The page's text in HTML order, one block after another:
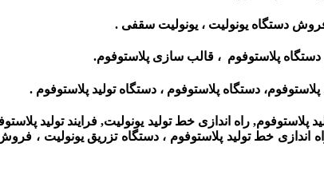
دستگاه یونولیت ، یونولیت سقفی .
پلاستوفوم ، قالب سازی پلاستوفوم.
دستگاه پلاستوفوم ، دستگاه تولید پلاستوفوم .
پلاستوفوم, راه اندازی خط تولید یونولیت, فرایند تولید
اندازی خط تولید پلاستوفوم ، دستگاه تزریق یونولیت ،